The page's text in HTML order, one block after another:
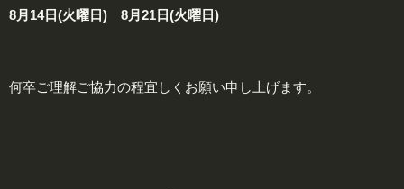
8月 14日(火曜日) 8月 21 日(火曜日)
何卒ご理解ご協力の程宜しくお願い申し上げます。